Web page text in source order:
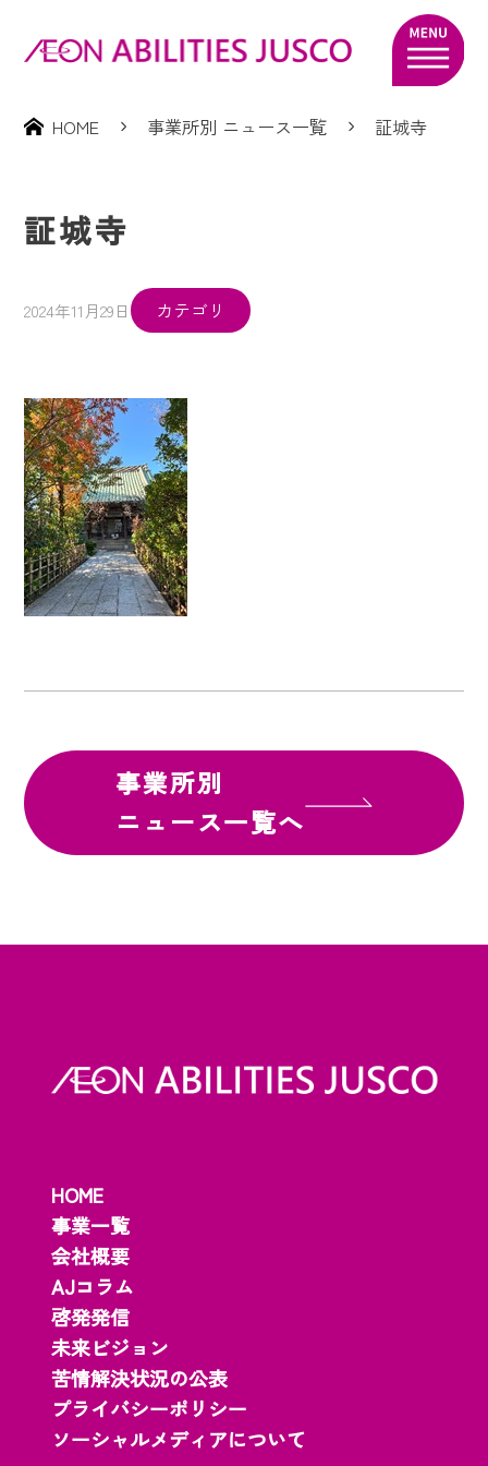
HOME 事業所別 ニュース一覧 証城寺
証城寺
2024年11月29日 カテゴリ
事業所別
ニュース一覧へ
HOME
事業一覧
会社概要
AJコラム
啓発発信
未来ビジョン
苦情解決状況の公表
プライバシーポリシー
ソーシャルメディアについて